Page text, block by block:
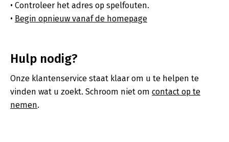
Controleer het adres op spelfouten.
Begin opnieuw vanaf de homepage
Hulp nodig?
Onze klantenservice staat klaar om u te helpen te
vinden wat u zoekt. Schroom niet om contact op te
nemen.